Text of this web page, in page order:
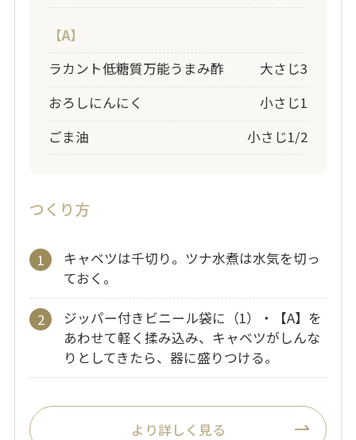
【A】
ラカント低糖質万能うまみ酢
大さじ3
おろしにんにく
小さじ1
ごま油
小さじ1/2
つくり方
キャベツは千切り。ツナ水煮は水気を切っ
ておく。
ジッパー付きビニール袋に（1）・【A】を
あわせて軽く揉み込み、キャベツがしんな
りとしてきたら、器に盛りつける。
より詳しく見る